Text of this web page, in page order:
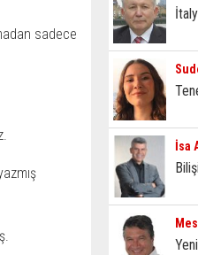
sadece
İsa